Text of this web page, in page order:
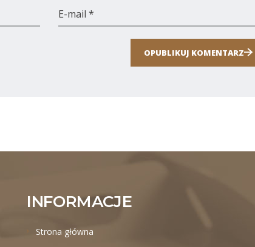
E-mail *
OPUBLIKUJ KOMENTARZ
INFORMACJE
Strona główna